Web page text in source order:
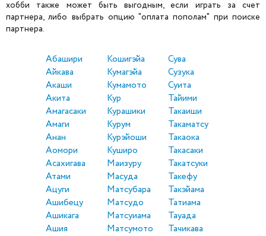
хобби также может быть выгодным, если играть за счет
партнера, либо выбрать опцию "оплата пополам" при поиске
партнера.
Абашири
Айкава
Акаши
Акита
Амагасаки
Амаги
Анан
Аомори
Асахигава
Атами
Ацуги
Ашибецу
Ашикага
Ашия
Кошигэйа
Кумагэйа
Кумамото
Кур
Курашики
Курум
Курэйоши
Куширо
Маизуру
Масуда
Матсубара
Матсудо
Матсуиама
Матсумото
Сува
Сузука
Суита
Тайими
Такаиши
Такаматсу
Такаока
Такасаки
Такатсуки
Такефу
Такэйама
Татиама
Тауада
Тачикава